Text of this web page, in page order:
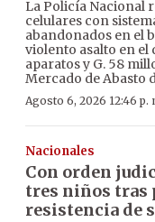
La Policía Nacional
celulares con
abandonados en el
violento asalto en el
aparatos y G. 58
Mercado de Abasto
Agosto 6, 2026 12:46 p.
Nacionales
Con orden
tres niños tras
resistencia de